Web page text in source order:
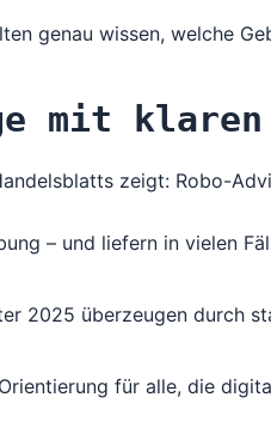
genau wissen, welche
mit klaren
zeigt: Robo-
– und liefern in vielen
2025 überzeugen durch
für alle, die